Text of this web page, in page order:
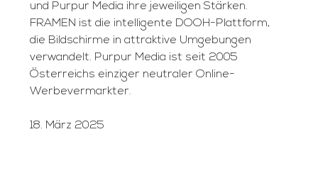
und Purpur Media ihre jeweiligen Stärken.
FRAMEN ist die intelligente DOOH-Plattform,
die Bildschirme in attraktive Umgebungen
verwandelt. Purpur Media ist seit 2005
Österreichs einziger neutraler Online-
Werbevermarkter.
18. März 2025